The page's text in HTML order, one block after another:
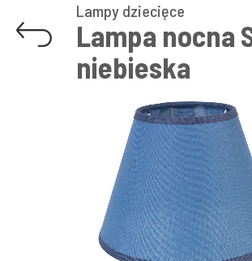
Lampy dziecięce
Lampa nocna
niebieska